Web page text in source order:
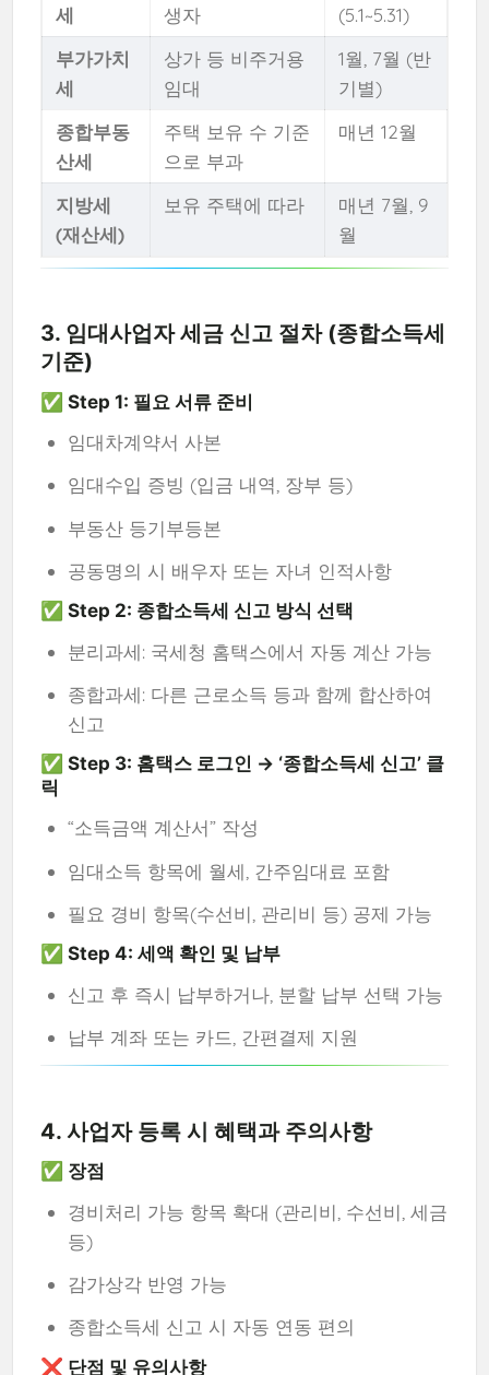
세
생자
(5.1~5.31)
부가가치
세
상가 등 비주거용
임대
1월, 7월 (반
기별)
종합부동
산세
주택 보유 수 기준
으로 부과
매년 12월
지방세
(재산세)
보유 주택에 따라
매년 7월, 9
월
3. 임대사업자 세금 신고 절차 (종합소득세
기준)
✅ Step 1: 필요 서류 준비
임대차계약서 사본
임대수입 증빙 (입금 내역, 장부 등)
부동산 등기부등본
공동명의 시 배우자 또는 자녀 인적사항
✅ Step 2: 종합소득세 신고 방식 선택
분리과세: 국세청 홈택스에서 자동 계산 가능
종합과세: 다른 근로소득 등과 함께 합산하여
신고
✅ Step 3: 홈택스 로그인 → ‘종합소득세 신고’ 클
릭
“소득금액 계산서” 작성
임대소득 항목에 월세, 간주임대료 포함
필요 경비 항목(수선비, 관리비 등) 공제 가능
✅ Step 4: 세액 확인 및 납부
신고 후 즉시 납부하거나, 분할 납부 선택 가능
납부 계좌 또는 카드, 간편결제 지원
4. 사업자 등록 시 혜택과 주의사항
✅ 장점
경비처리 가능 항목 확대 (관리비, 수선비, 세금
등)
감가상각 반영 가능
종합소득세 신고 시 자동 연동 편의
❌ 단점 및 유의사항